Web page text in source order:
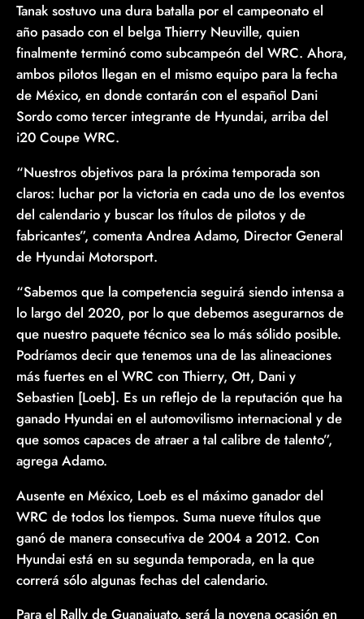
Tanak sostuvo una dura batalla por el campeonato el
año pasado con el belga Thierry Neuville, quien
finalmente terminó como subcampeón del WRC. Ahora,
ambos pilotos llegan en el mismo equipo para la fecha
de México, en donde contarán con el español Dani
Sordo como tercer integrante de Hyundai, arriba del
i20 Coupe WRC.
“Nuestros objetivos para la próxima temporada son
claros: luchar por la victoria en cada uno de los eventos
del calendario y buscar los títulos de pilotos y de
fabricantes”, comenta Andrea Adamo, Director General
de Hyundai Motorsport.
“Sabemos que la competencia seguirá siendo intensa a
lo largo del 2020, por lo que debemos asegurarnos de
que nuestro paquete técnico sea lo más sólido posible.
Podríamos decir que tenemos una de las alineaciones
más fuertes en el WRC con Thierry, Ott, Dani y
Sebastien [Loeb]. Es un reflejo de la reputación que ha
ganado Hyundai en el automovilismo internacional y de
que somos capaces de atraer a tal calibre de talento”,
agrega Adamo.
Ausente en México, Loeb es el máximo ganador del
WRC de todos los tiempos. Suma nueve títulos que
ganó de manera consecutiva de 2004 a 2012. Con
Hyundai está en su segunda temporada, en la que
correrá sólo algunas fechas del calendario.
Para el Rally de Guanajuato, será la novena ocasión en